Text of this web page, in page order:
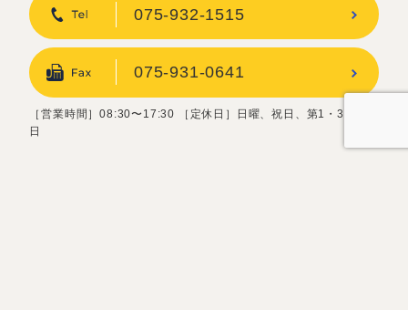
075-932-1515
075-931-0641
［営業時間］08:30〜17:30 ［定休日］日曜、祝日、第1・3土曜
日